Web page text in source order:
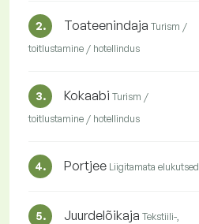
2. Toateenindaja Turism /
toitlustamine / hotellindus
3. Kokaabi Turism /
toitlustamine / hotellindus
4. Portjee Liigitamata elukutsed
5. Juurdelõikaja Tekstiili-,